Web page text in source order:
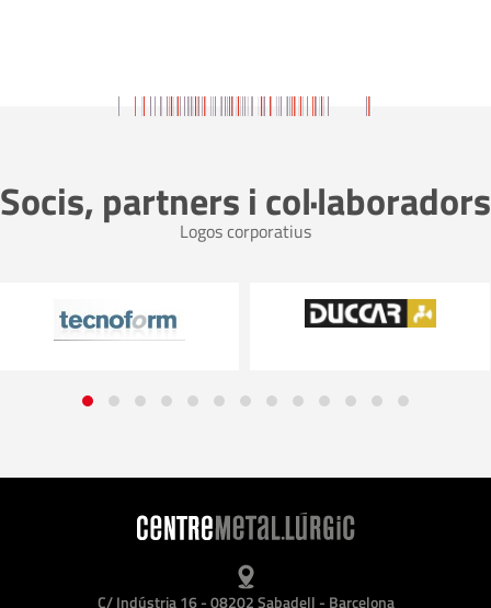
Socis, partners i col·laboradors
Logos corporatius
C/ Indústria 16 - 08202 Sabadell - Barcelona